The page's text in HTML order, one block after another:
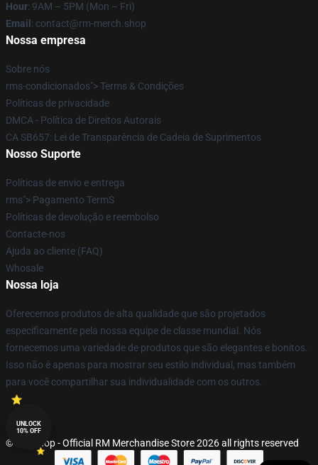
Hour: 9AM – 5PM (Mon – Fri)
Email : contact@rm-merch.shop
Nossa empresa
Sobre nós
rms-condicionados"> Terms & Condições
Políticas de privacidade
DMCA - Política de Direitos Autorais
CA SB657: Lei de Transparência de Cadeia de Suprimentos
Nosso Suporte
Políticas de envio e entrega
rms"> Pagamento TermS
Políticas de devolução e reembolso
Contacte-nos
Ajuda ao cliente (FAQ)
Whosale
Nossa loja
Oferecemos produtos de alta qualidade que são projetados
especificamente pela nossa equipe de classe mundial. Nós
fornecemos uma variedade de produtos que são elegantes e bonitos.
Isso não é apenas para mostrar seu estilo individual, mas também
para você compartilhar sua individualidade com os outros.
© RM Shop - Official RM Merchandise Store 2026 all rights reserved
UNLOCK
10% OFF